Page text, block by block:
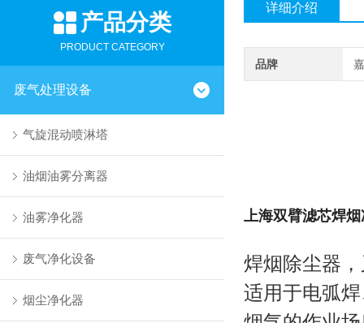
产品分类
PRODUCT CATEGORY
废气处理设备
气旋混动喷淋塔
油烟油雾分离器
油雾净化器
废气净化设备
烟尘净化器
详细介绍
品牌
上海双臂滤芯焊
焊烟除尘器
适用于电弧